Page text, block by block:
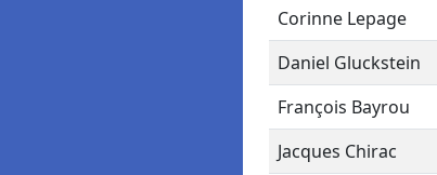
Corinne Lepage
Daniel Gluckstein
François Bayrou
Jacques Chirac